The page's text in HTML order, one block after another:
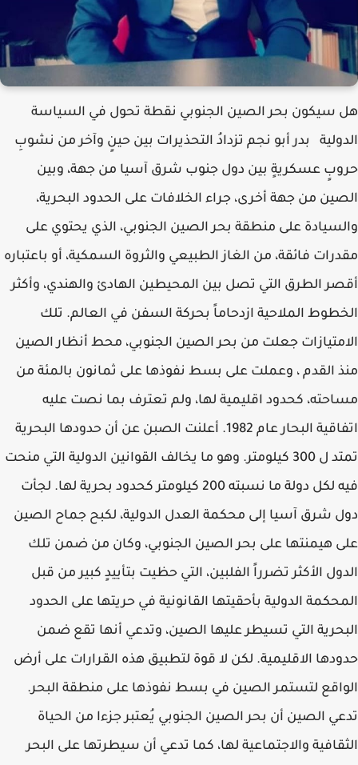
هل سيكون بحر الصين الجنوبي نقطة تحول في السياسة
الدولية بدر أبو نجم تزدادُ التحذيرات بين حينٍ وآخر من نشوبِ
حروبٍ عسكريةٍ بين دول جنوب شرق آسيا من جهة، وبين
الصين من جهة أخرى، جراء الخلافات على الحدود البحرية،
والسيادة على منطقة بحر الصين الجنوبي، الذي يحتوي على
مقدرات فائقة، من الغاز الطبيعي والثروة السمكية، أو باعتباره
أقصر الطرق التي تصل بين المحيطين الهادئ والهندي، وأكثر
الخطوط الملاحية ازدحاماً بحركة السفن في العالم. تلك
الامتيازات جعلت من بحر الصين الجنوبي، محط أنظار الصين
منذ القدم ، وعملت على بسط نفوذها على ثمانون بالمئة من
مساحته، كحدود اقليمية لها، ولم تعترف بما نصت عليه
اتفاقية البحار عام 1982. أعلنت الصبن عن أن حدودها البحرية
تمتد ل 300 كيلومتر. وهو ما يخالف القوانين الدولية التي منحت
فيه لكل دولة ما نسبته 200 كيلومتر كحدود بحرية لها. لجأت
دول شرق آسيا إلى محكمة العدل الدولية، لكبح جماح الصين
على هيمنتها على بحر الصين الجنوبي، وكان من ضمن تلك
الدول الأكثر تضرراً الفلبين، التي حظيت بتأييدٍ كبير من قبل
المحكمة الدولية بأحقيتها القانونية في حريتها على الحدود
البحرية التي تسيطر عليها الصين، وتدعي أنها تقع ضمن
حدودها الاقليمية. لكن لا قوة لتطبيق هذه القرارات على أرض
الواقع لتستمر الصين في بسط نفوذها على منطقة البحر.
تدعي الصين أن بحر الصين الجنوبي يُعتبر جزءا من الحياة
الثقافية والاجتماعية لها، كما تدعي أن سيطرتها على البحر